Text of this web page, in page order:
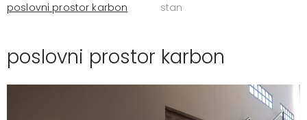
poslovni prostor karbon stan
poslovni prostor karbon